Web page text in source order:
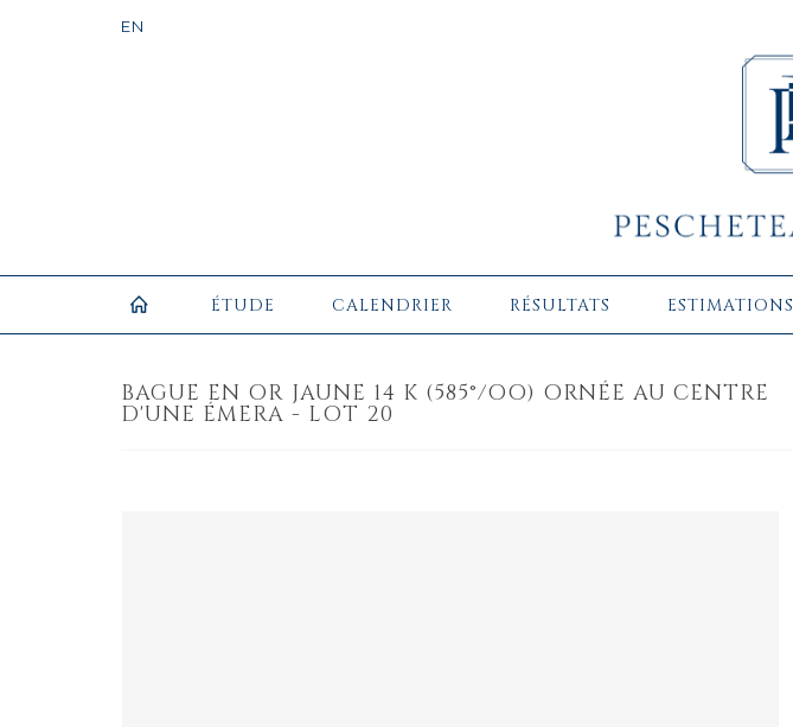
ÉTUDE CALENDRIER RÉSULTATS ESTIMATIONS
BAGUE EN OR JAUNE 14 K (585°/OO) ORNÉE AU CENTRE
D'UNE ÉMERA - LOT 20